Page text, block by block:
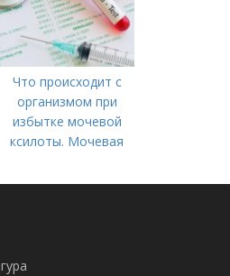
Что происходит с
организмом при
избытке мочевой
ксилоты. Мочевая
норма и отклонения